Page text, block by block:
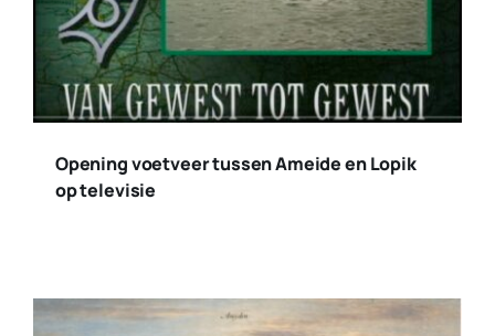
Opening voetveer tussen Ameide en Lopik
op televisie